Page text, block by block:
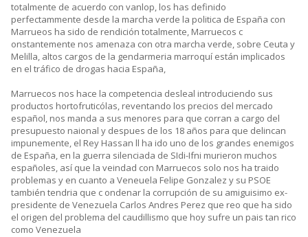
totalmente de acuerdo con vanlop, los has definido
perfectammente desde la marcha verde la politica de España con
Marrueos ha sido de rendición totalmente, Marruecos c
onstantemente nos amenaza con otra marcha verde, sobre Ceuta y
Melilla, altos cargos de la gendarmeria marroquí están implicados
en el tráfico de drogas hacia España,
Marruecos nos hace la competencia desleal introduciendo sus
productos hortofruticólas, reventando los precios del mercado
español, nos manda a sus menores para que corran a cargo del
presupuesto naional y despues de los 18 años para que delincan
impunemente, el Rey Hassan ll ha ido uno de los grandes enemigos
de España, en la guerra silenciada de SIdi-Ifni murieron muchos
españoles, así que la veindad con Marruecos solo nos ha traido
problemas y en cuanto a Veneuela Felipe Gonzalez y su PSOE
también tendria que c ondenar la corrupción de su amiguisimo ex-
presidente de Venezuela Carlos Andres Perez que reo que ha sido
el origen del problema del caudillismo que hoy sufre un pais tan rico
como Venezuela